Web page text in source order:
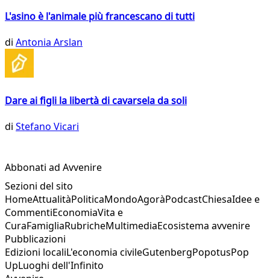
L'asino è l'animale più francescano di tutti
di Antonia Arslan
Dare ai figli la libertà di cavarsela da soli
di Stefano Vicari
Abbonati ad Avvenire
Sezioni del sito
HomeAttualitàPoliticaMondoAgoràPodcastChiesaIdee e
CommentiEconomiaVita e
CuraFamigliaRubricheMultimediaEcosistema avvenire
Pubblicazioni
Edizioni localiL'economia civileGutenbergPopotusPop
UpLuoghi dell'Infinito